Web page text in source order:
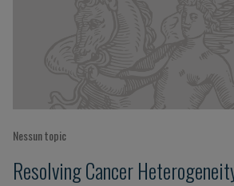
Nessun topic
Resolving Cancer